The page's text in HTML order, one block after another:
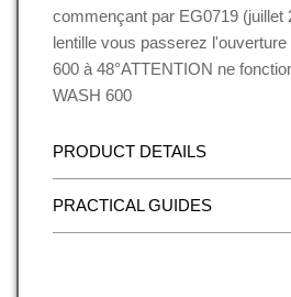
commençant par EG0719 (juillet
lentille vous passerez
600 à 48°ATTENTION ne
WASH 600
PRODUCT DETAILS
PRACTICAL GUIDES